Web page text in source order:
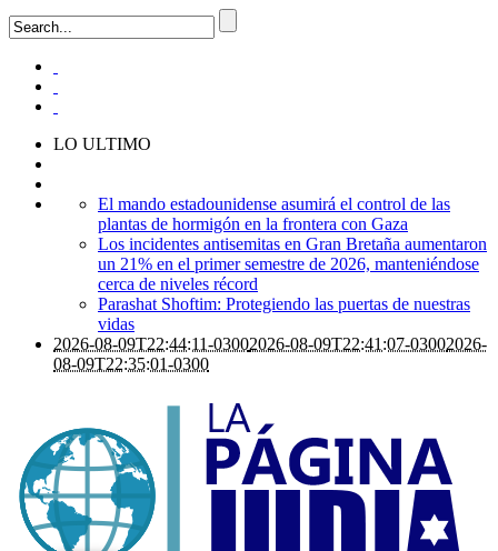
LO ULTIMO
El mando estadounidense asumirá el control de las
plantas de hormigón en la frontera con Gaza
Los incidentes antisemitas en Gran Bretaña aumentaron
un 21% en el primer semestre de 2026, manteniéndose
cerca de niveles récord
Parashat Shoftim: Protegiendo las puertas de nuestras
vidas
2026-08-09T22:44:11-03002026-08-09T22:41:07-03002026-
08-09T22:35:01-0300